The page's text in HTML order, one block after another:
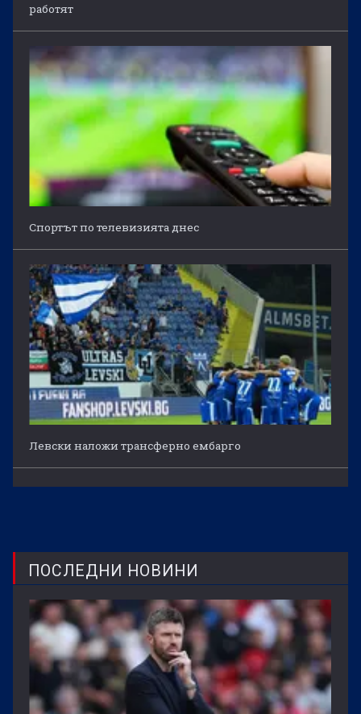
работят
Спортът по телевизията днес
Левски наложи трансферно ембарго
ПОСЛЕДНИ НОВИНИ